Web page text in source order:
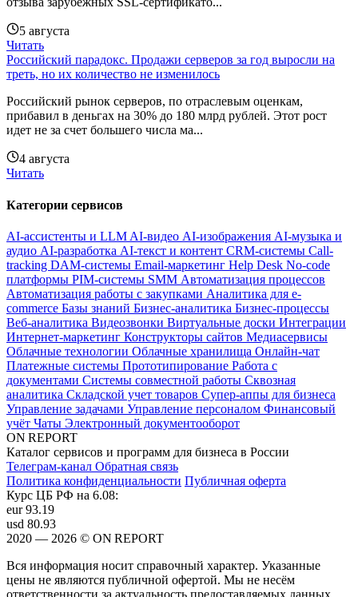
5 августа
Читать
Российский парадокс. Продажи серверов за год выросли на
треть, но их количество не изменилось
Российский рынок серверов, по отраслевым оценкам,
прибавил в деньгах на 30% до 180 млрд рублей. Этот рост
идет не за счет большего числа ма...
4 августа
Читать
Категории сервисов
AI-ассистенты и LLM AI-видео AI-изображения AI-музыка и
аудио AI-разработка AI-текст и контент CRM-системы Call-
tracking DAM-системы Email-маркетинг Help Desk No-code
платформы PIM-системы SMM Автоматизация процессов
Автоматизация работы с закупками Аналитика для e-
commerce Базы знаний Бизнес-аналитика Бизнес-процессы
Веб-аналитика Видеозвонки Виртуальные доски Интеграции
Интернет-маркетинг Конструкторы сайтов Медиасервисы
Облачные технологии Облачные хранилища Онлайн-чат
Платежные системы Прототипирование Работа с
документами Системы совместной работы Сквозная
аналитика Складской учет товаров Супер-аппы для бизнеса
Управление задачами Управление персоналом Финансовый
учёт Чаты Электронный документооборот
ON REPORT
Каталог сервисов и программ для бизнеса в России
Телеграм-канал Обратная связь
Политика конфиденциальности Публичная оферта
Курс ЦБ РФ на 6.08:
eur93.19
usd 80.93
2020 — 2026 © ON REPORT
Вся информация носит справочный характер. Указанные
цены не являются публичной офертой. Мы не несём
ответственности за актуальность предоставляемых данных.